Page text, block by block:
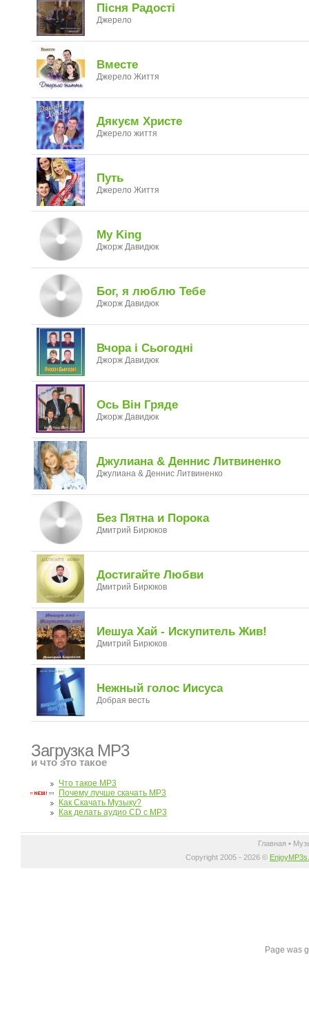
Пісня Радості
Джерело
Вместе
Джерело Життя
Дякуєм Христе
Джерело життя
Путь
Джерело Життя
My King
Джорж Давидюк
Бог, я люблю Тебе
Джорж Давидюк
Вчора і Сьогодні
Джорж Давидюк
Ось Він Гряде
Джорж Давидюк
Джулиана & Деннис Литвиненко
Джулиана & Деннис Литвиненко
Без Пятна и Порока
Дмитрий Бирюков
Достигайте Любви
Дмитрий Бирюков
Иешуа Хай - Искупитель Жив!
Дмитрий Бирюков
Нежный голос Иисуса
Добрая весть
Загрузка MP3
и что это такое
Что такое MP3
Почему лучше скачать MP3
Как Скачать Музыку?
Как делать аудио CD с MP3
Главная •
Copyright 2005 - 2026 ©
Page was